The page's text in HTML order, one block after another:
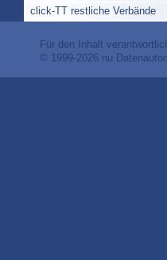
click-TT restliche Verbände
Für den Inhalt
© 1999-2026 nu